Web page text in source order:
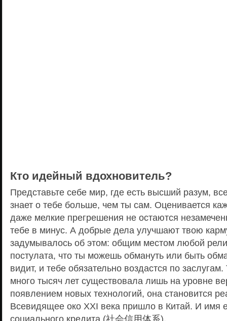
Кто идейный вдохновитель?
Представьте себе мир, где есть высший разум,
знает о тебе больше, чем ты сам. Оценивается
даже мелкие прегрешения не остаются
тебе в минус. А добрые дела улучшают твою
задумывалось об этом: общим местом любой
постулата, что ты можешь обмануть или быть
видит, и тебе обязательно воздастся по
много тысяч лет существовала лишь на уровне
появлением новых технологий, она становится
Всевидящее око XXI века пришло в Китай. И имя
социального кредита (社会信用体系).